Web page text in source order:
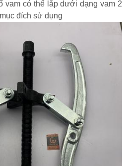
vam có thể lắp dưới dạng vam 2
đích sử dụng